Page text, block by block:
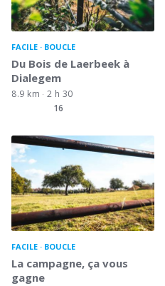
FACILE BOUCLE
Du Bois de Laerbeek à
Dialegem
8.9 km
2 h 30
16
FACILE BOUCLE
La campagne, ça vous
gagne